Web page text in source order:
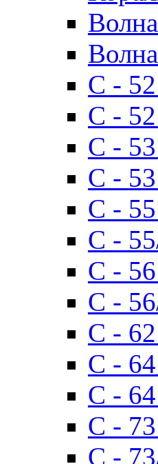
C -
C -
С -
С -
С -
С -
С -
С -
С -
С -
С -
С -
С -